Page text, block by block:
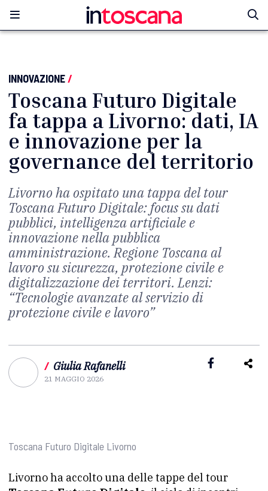
INNOVAZIONE/
Toscana Futuro Digitale
fa tappa a Livorno: dati, IA
e innovazione per la
governance del territorio
Livorno ha ospitato una tappa del tour
Toscana Futuro Digitale: focus su dati
pubblici, intelligenza artificiale e
innovazione nella pubblica
amministrazione. Regione Toscana al
lavoro su sicurezza, protezione civile e
digitalizzazione dei territori. Lenzi:
“Tecnologie avanzate al servizio di
protezione civile e lavoro”
/ Giulia Rafanelli
21 MAGGIO 2026
Toscana Futuro Digitale Livorno
Livorno ha accolto una delle tappe del tour